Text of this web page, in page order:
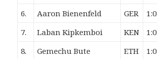
6.
Aaron Bienenfeld GER
7.
Laban Kipkemboi KEN
8.
Gemechu Bute ETH